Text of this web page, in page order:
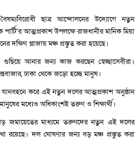
ছাত্র আন্দোলনের উদ্যোগে নতুন
আত্মপ্রকাশ উপলক্ষে রাজধানীর মানিক মিয়া
দক্ষিণ প্লাজায় মঞ্চ প্রস্তুত করা হয়েছে।
আনার জন্য কাজ করছেন স্বেচ্ছাসেবীরা।
ঢাকা থেকে জড়ো হচ্ছে মানুষ।
যানবহনে করে এই নতুন দলের আত্মপ্রকাশ অনুষ্ঠান
মধ্যেও অধিকাংশই তরুণ ও শিক্ষার্থী।
জমায়েতের মাধ্যমে তরুণদের নতুন এই দলের
রয়েছে। দল ঘোষণার জন্য বড় মঞ্চ প্রস্তুত করা